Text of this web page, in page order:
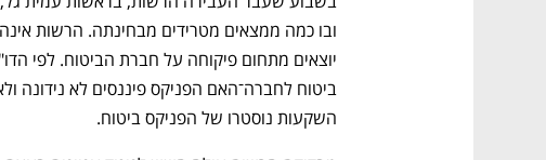
השקעות נוסטרו של הפניקס ביטוח.